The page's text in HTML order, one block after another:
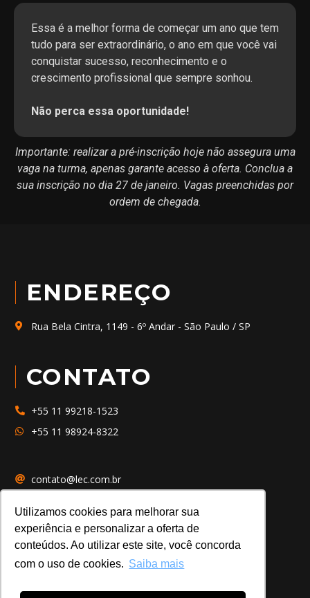
Utilizamos cookies para melhorar sua
experiência e personalizar a oferta de
conteúdos. Ao utilizar este site, você concorda
com o uso de cookies. Saiba mais
Essa é a melhor forma de começar um ano que tem
tudo para ser extraordinário, o ano em que você vai
conquistar sucesso, reconhecimento e o
crescimento profissional que sempre sonhou.
Não perca essa oportunidade!
Importante: realizar a pré-inscrição hoje não assegura uma
vaga na turma, apenas garante acesso à oferta. Conclua a
sua inscrição no dia 27 de janeiro. Vagas preenchidas por
ordem de chegada.
ENDEREÇO
Rua Bela Cintra, 1149 - 6º Andar - São Paulo / SP
CONTATO
+55 11 99218-1523
+55 11 98924-8322
contato@lec.com.br